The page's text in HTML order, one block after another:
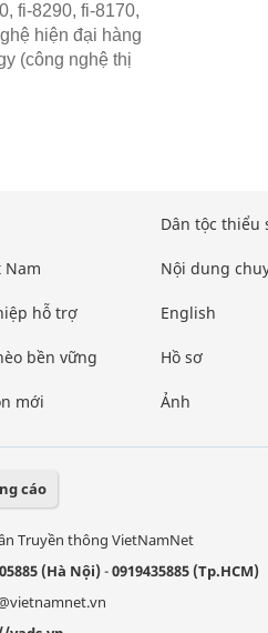
fi-8290, fi-8170,
hiện đại hàng
(công nghệ thị
Nam
hỗ trợ
bền vững
mới
Dân tộc thiểu
Nội dung
English
Hồ sơ
Ảnh
cáo
Truyền thông VietNamNet
(Hà Nội)-0919435885 (Tp.HCM)